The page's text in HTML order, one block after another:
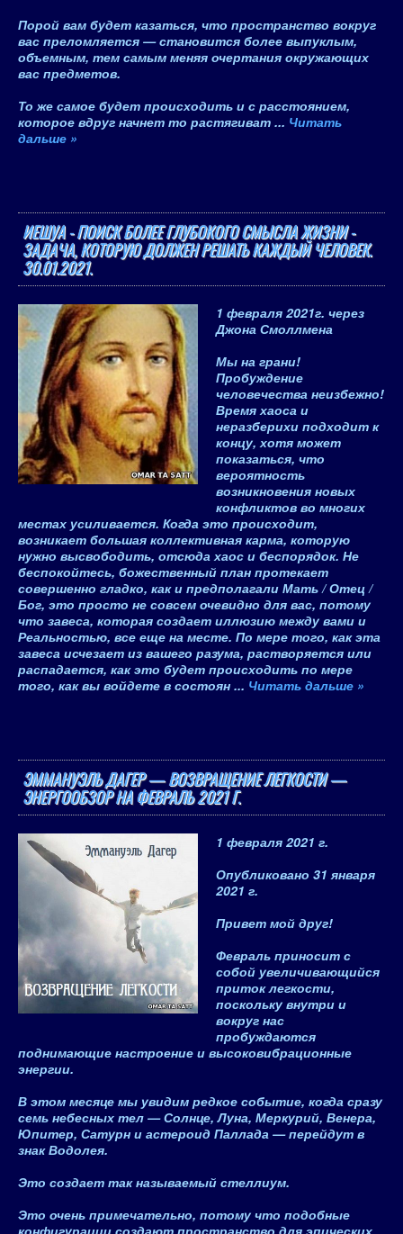
Порой вам будет казаться, что пространство вокруг
вас преломляется — становится более выпуклым,
объемным, тем самым меняя очертания окружающих
вас предметов.
То же самое будет происходить и с расстоянием,
которое вдруг начнет то растягиват ... Читать
дальше »
ИЕШУА - ПОИСК БОЛЕЕ ГЛУБОКОГО СМЫСЛА ЖИЗНИ -
ЗАДАЧА, КОТОРУЮ ДОЛЖЕН РЕШАТЬ КАЖДЫЙ ЧЕЛОВЕК.
30.01.2021.
1 февраля 2021г. через
Джона Смоллмена
Мы на грани!
Пробуждение
человечества неизбежно!
Время хаоса и
неразберихи подходит к
концу, хотя может
показаться, что
вероятность
возникновения новых
конфликтов во многих
местах усиливается. Когда это происходит,
возникает большая коллективная карма, которую
нужно высвободить, отсюда хаос и беспорядок. Не
беспокойтесь, божественный план протекает
совершенно гладко, как и предполагали Мать / Отец /
Бог, это просто не совсем очевидно для вас, потому
что завеса, которая создает иллюзию между вами и
Реальностью, все еще на месте. По мере того, как эта
завеса исчезает из вашего разума, растворяется или
распадается, как это будет происходить по мере
того, как вы войдете в состоян ... Читать дальше »
ЭММАНУЭЛЬ ДАГЕР — ВОЗВРАЩЕНИЕ ЛЕГКОСТИ —
ЭНЕРГООБЗОР НА ФЕВРАЛЬ 2021 Г.
1 февраля 2021 г.
Опубликовано 31 января
2021 г.
Привет мой друг!
Февраль приносит с
собой увеличивающийся
приток легкости,
поскольку внутри и
вокруг нас
пробуждаются
поднимающие настроение и высоковибрационные
энергии.
В этом месяце мы увидим редкое событие, когда сразу
семь небесных тел — Солнце, Луна, Меркурий, Венера,
Юпитер, Сатурн и астероид Паллада — перейдут в
знак Водолея.
Это создает так называемый стеллиум.
Это очень примечательно, потому что подобные
конфигурации создают пространство для эпических